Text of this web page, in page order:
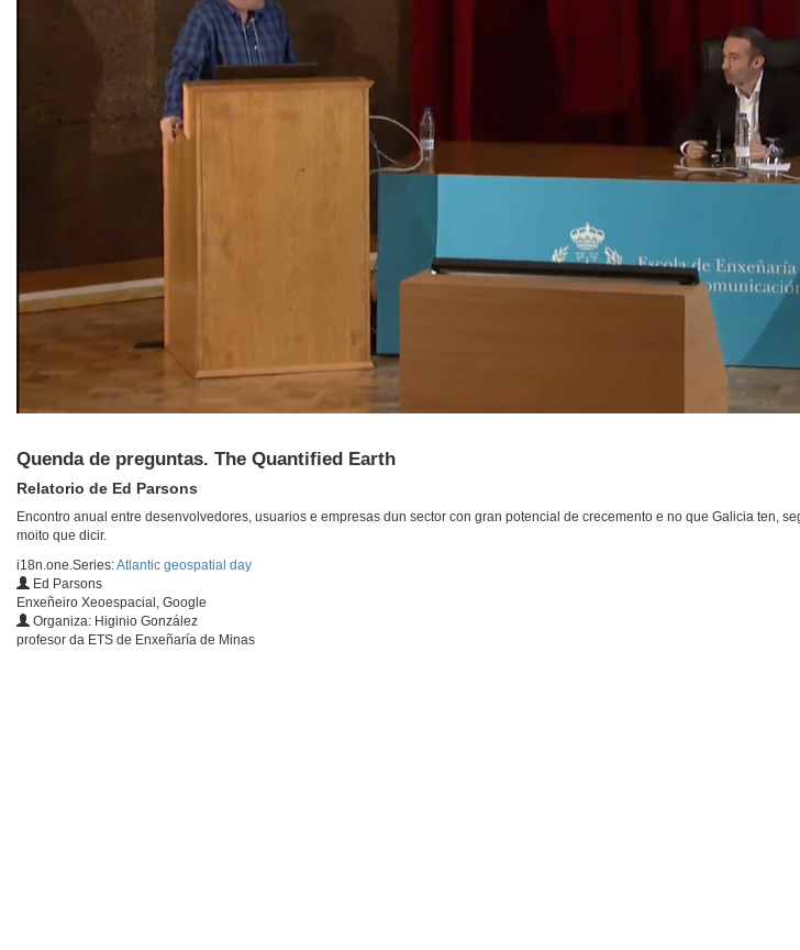
Quenda de preguntas. The Quantified Earth
Relatorio de Ed Parsons
Encontro anual entre desenvolvedores, usuarios e empresas dun sector con gran potencial de crecemento e no que Galicia ten,
moito que dicir.
i18n.one.Series:Atlantic geospatial day
Ed Parsons
Enxeñeiro Xeoespacial, Google
Organiza: Higinio González
profesor da ETS de Enxeñaría de Minas